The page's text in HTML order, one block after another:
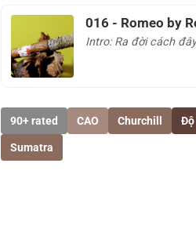
016 - Romeo by
Intro: Ra đời cách
90+ rated CAO Churchill Độ
Sumatra